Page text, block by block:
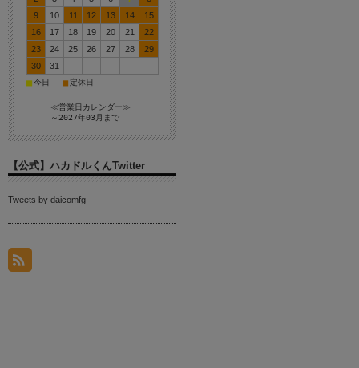
9
10 11 12 13 14
15
16
17 18 19 20 21
22
23
24 25 26 27 28
29
30
31
■今日 ■ 定休日
≪営業日カレンダー≫
～2027年03月まで
【公式】ハカドルくんTwitter
Tweets by daicomfg